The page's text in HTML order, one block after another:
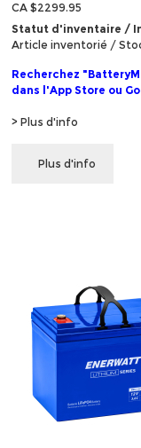
CA $2299.95
Statut d'inventaire /
Article inventorié /
Recherchez
dans l'App Store ou
> Plus d'info
Plus d'info